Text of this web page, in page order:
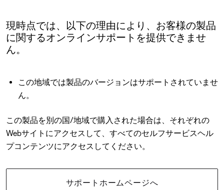
現時点では、以下の理由により、お客様の製品
に関するオンラインサポートを提供できませ
ん。
この地域では製品のバージョンはサポートされていませ
ん。
この製品を別の国/地域で購入された場合は、それぞれの
Webサイトにアクセスして、すべてのセルフサービスヘル
プコンテンツにアクセスしてください。
サポートホームページへ